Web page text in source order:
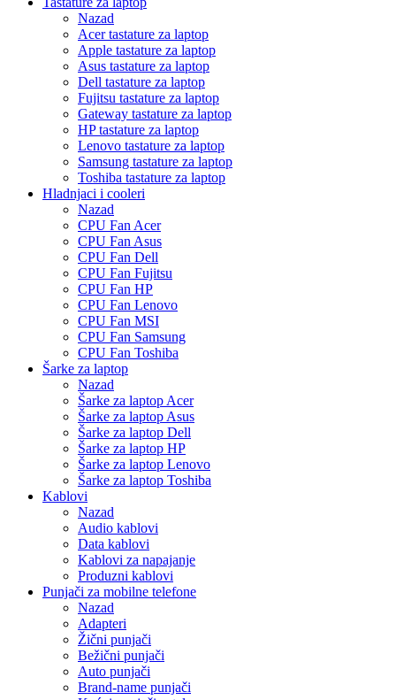
Nazad
Acer tastature za laptop
Apple tastature za laptop
Asus tastature za laptop
Dell tastature za laptop
Fujitsu tastature za laptop
Gateway tastature za laptop
HP tastature za laptop
Lenovo tastature za laptop
Samsung tastature za laptop
Toshiba tastature za laptop
Hladnjaci i cooleri
Nazad
CPU Fan Acer
CPU Fan Asus
CPU Fan Dell
CPU Fan Fujitsu
CPU Fan HP
CPU Fan Lenovo
CPU Fan MSI
CPU Fan Samsung
CPU Fan Toshiba
Šarke za laptop
Nazad
Šarke za laptop Acer
Šarke za laptop Asus
Šarke za laptop Dell
Šarke za laptop HP
Šarke za laptop Lenovo
Šarke za laptop Toshiba
Kablovi
Nazad
Audio kablovi
Data kablovi
Kablovi za napajanje
Produzni kablovi
Punjači za mobilne telefone
Nazad
Adapteri
Žični punjači
Bežični punjači
Auto punjači
Brand-name punjači